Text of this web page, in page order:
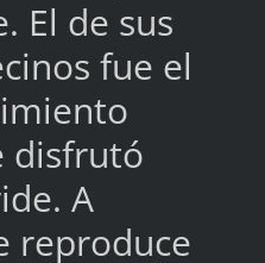
El de sus
fue el
disfrutó
A
reproduce